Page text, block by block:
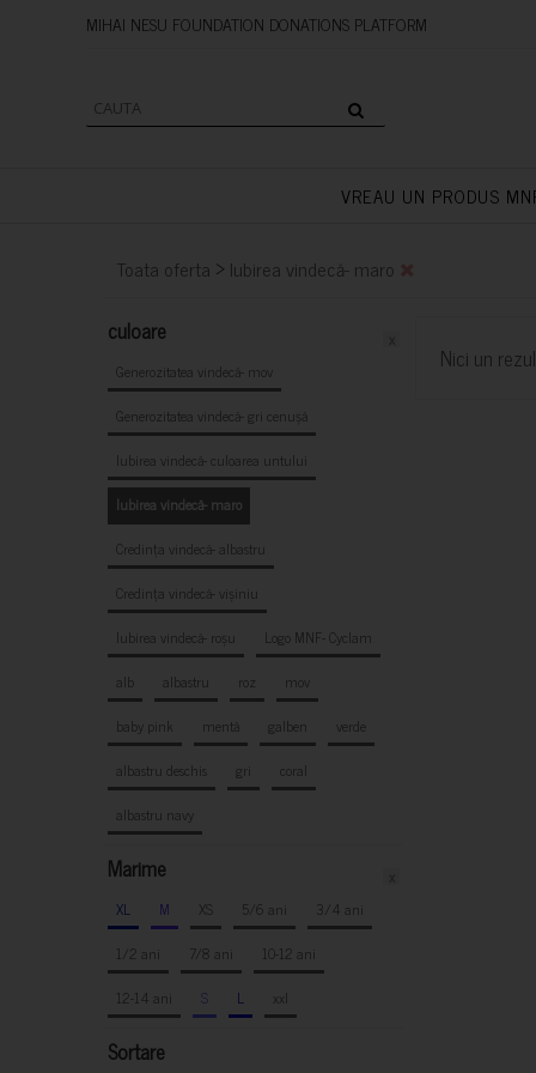
MIHAI NESU FOUNDATION
VREAU UN PRODUS
Toata oferta > Iubirea vindecă- maro
culoare
Generozitatea vindecă- mov
Generozitatea vindecă- gri cenușă
Iubirea vindecă- culoarea untului
Iubirea vindecă- maro
Credința vindecă- albastru
Credința vindecă- vișiniu
Iubirea vindecă- roșu
Logo MNF- Cyclam
alb
albastru roz
mov
baby pink
mentă galben
verde
albastru deschis
gri
coral
albastru navy
Marime
XL M XS 5/6 ani
3/4 ani
1/2 ani
7/8 ani
10-12 ani
12-14 ani
S L xxl
Sortare
Nici un